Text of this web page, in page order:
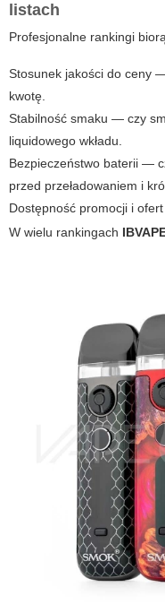
listach
Profesjonalne rankingi
Stosunek jakości do ceny
kwotę.
Stabilność smaku — czy
liquidowego wkładu.
Bezpieczeństwo baterii —
przed przeładowaniem i
Dostępność promocji i
W wielu rankingach